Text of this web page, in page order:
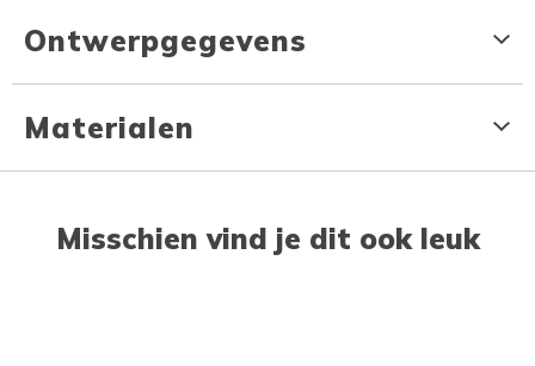
Ontwerpgegevens
Materialen
Misschien vind je dit ook leuk